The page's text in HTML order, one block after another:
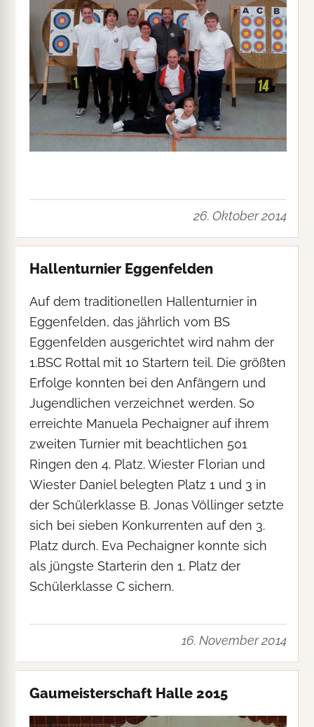
26. Oktober 2014
Hallenturnier Eggenfelden
Auf dem traditionellen Hallenturnier in
Eggenfelden, das jährlich vom BS
Eggenfelden ausgerichtet wird nahm der
1.BSC Rottal mit 10 Startern teil. Die größten
Erfolge konnten bei den Anfängern und
Jugendlichen verzeichnet werden. So
erreichte Manuela Pechaigner auf ihrem
zweiten Turnier mit beachtlichen 501
Ringen den 4. Platz. Wiester Florian und
Wiester Daniel belegten Platz 1 und 3 in
der Schülerklasse B. Jonas Völlinger setzte
sich bei sieben Konkurrenten auf den 3.
Platz durch. Eva Pechaigner konnte sich
als jüngste Starterin den 1. Platz der
Schülerklasse C sichern.
16. November 2014
Gaumeisterschaft Halle 2015